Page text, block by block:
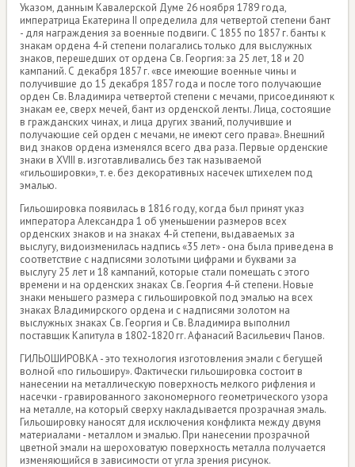
Указом, данным Кавалерской Думе 26 ноября 1789 года,
императрица Екатерина II определила для четвертой степени бант
- для награждения за военные подвиги. С 1855 по 1857 г. банты к
знакам ордена 4-й степени полагались только для выслужных
знаков, перешедших от ордена Св. Георгия: за 25 лет, 18 и 20
кампаний. С декабря 1857 г. «все имеющие военные чины и
получившие до 15 декабря 1857 года и после того получающие
орден Св. Владимира четвертой степени с мечами, присоединяют к
знакам ее, сверх мечей, бант из орденской ленты. Лица, состоящие
в гражданских чинах, и лица других званий, получившие и
получающие сей орден с мечами, не имеют сего права». Внешний
вид знаков ордена изменялся всего два раза. Первые орденские
знаки в XVIII в. изготавливались без так называемой
«гильошировки», т. е. без декоративных насечек штихелем под
эмалью.
Гильошировка появилась в 1816 году, когда был принят указ
императора Александра 1 об уменьшении размеров всех
орденских знаков и на знаках 4-й степени, выдаваемых за
выслугу, видоизменилась надпись «35 лет» - она была приведена в
соответствие с надписями золотыми цифрами и буквами за
выслугу 25 лет и 18 кампаний, которые стали помещать с этого
времени и на орденских знаках Св. Георгия 4-й степени. Новые
знаки меньшего размера с гильошировкой под эмалью на всех
знаках Владимирского ордена и с надписями золотом на
выслужных знаках Св. Георгия и Св. Владимира выполнил
поставщик Капитула в 1802-1820 гг. Афанасий Васильевич Панов.
ГИЛЬОШИРОВКА - это технология изготовления эмали с бегущей
волной «по гильоширу». Фактически гильошировка состоит в
нанесении на металлическую поверхность мелкого рифления и
насечки - гравированного закономерного геометрического узора
на металле, на который сверху накладывается прозрачная эмаль.
Гильошировку наносят для исключения конфликта между двумя
материалами - металлом и эмалью. При нанесении прозрачной
цветной эмали на шероховатую поверхность металла получается
изменяющийся в зависимости от угла зрения рисунок.